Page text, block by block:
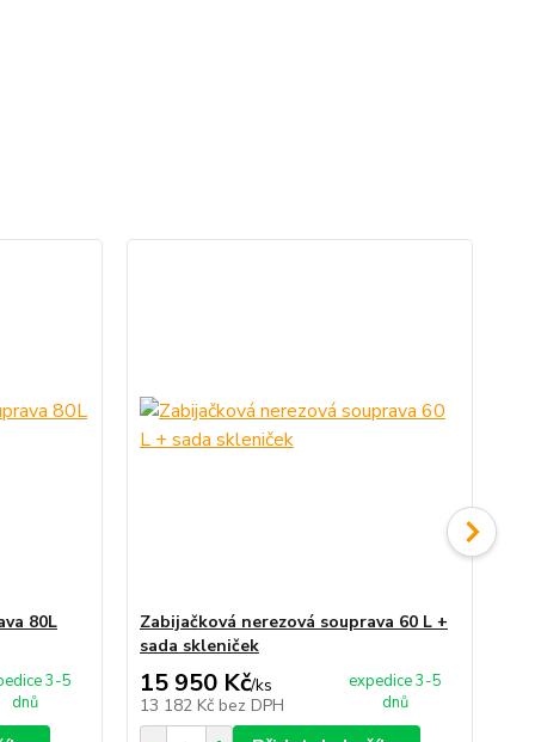
80L
3-5
dnů
Zabijačková nerezová souprava 60 L +
sada skleniček
15 950 Kč/ks
13 182 Kč bez DPH
expedice 3-5
dnů